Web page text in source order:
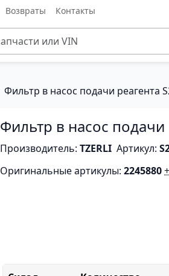
Возвраты Контакты
Фильтр в насос подачи реагента
Фильтр в насос подачи
Производитель:TZERLI Артикул:
Оригинальные артикулы:2245880